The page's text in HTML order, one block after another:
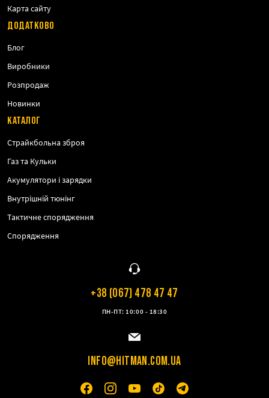
Карта сайту
ДОДАТКОВО
Блог
Виробники
Розпродаж
Новинки
КАТАЛОГ
Страйкбольна зброя
Газ та Кульки
Акумулятори і зарядки
Внутрішній тюнінг
Тактичне спорядження
Спорядження
+38 (067) 478 47 47
ПН-ПТ: 10:00 - 18:30
INFO@HITMAN.COM.UA